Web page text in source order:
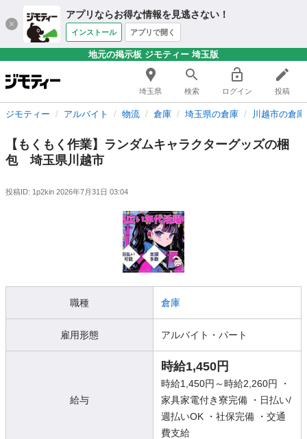
アプリならお得な情報を見逃さない！
インストール アプリで開く
地元の掲示板 ジモティー 埼玉版
埼玉県 検索 ログイン 投稿
ジモティー アルバイト 物流 倉庫 埼玉県の倉庫 川越市の倉庫
【もくもく作業】ランダムキャラクターグッズの梱
包 埼玉県川越市
投稿ID: 1p2kin 2026年7月31日 03:04
職種 倉庫
雇用形態 アルバイト・パート
給与
時給1,450円
時給1,450円～時給2,260円 ・
家具家電付き寮完備 ・日払い/
週払いOK ・社保完備 ・交通
費支給